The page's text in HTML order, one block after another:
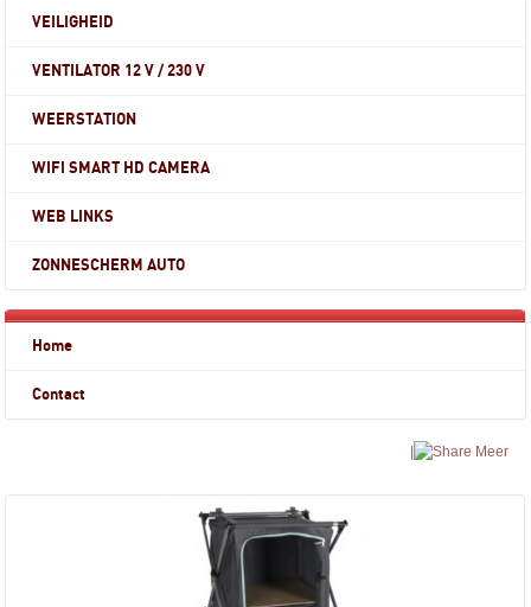
VEILIGHEID
VENTILATOR 12 V / 230 V
WEERSTATION
WIFI SMART HD CAMERA
WEB LINKS
ZONNESCHERM AUTO
Home
Contact
Meer